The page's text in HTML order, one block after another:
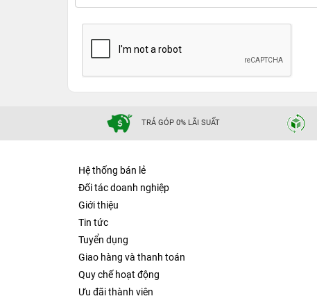
TRẢ GÓP 0% LÃI SUẤT
Hệ thống bán lẻ
Đối tác doanh nghiệp
Giới thiệu
Tin tức
Tuyển dụng
Giao hàng và thanh toán
Quy chế hoạt động
Ưu đãi thành viên